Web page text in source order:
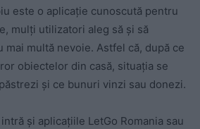
este o aplicație cunoscută pentru
mulți utilizatori aleg să și să
mai multă nevoie. Astfel că, după ce
obiectelor din casă, situația se
și ce bunuri vinzi sau donezi.
și aplicațiile LetGo Romania sau